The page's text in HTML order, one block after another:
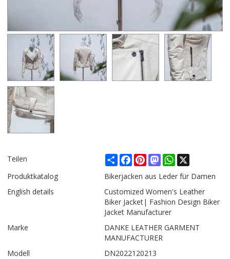
Teilen ShareFacebook
PinterestMastodonWhatsApp
Produktkatalog
Bikerjacken aus Leder für Damen
English details
Customized Women's Leather
Biker Jacket| Fashion Design Biker
Jacket Manufacturer
Marke
DANKE LEATHER GARMENT
MANUFACTURER
Modell
DN2022120213